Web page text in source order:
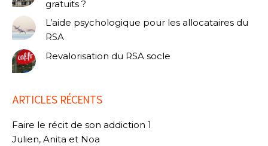
gratuits ?
L’aide psychologique pour les allocataires du
RSA
Revalorisation du RSA socle
ARTICLES RÉCENTS
Faire le récit de son addiction 1
Julien, Anita et Noa